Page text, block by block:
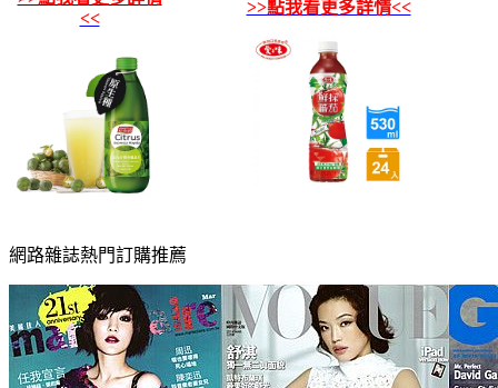
<<
>>點我看更多詳情<<
網路雜誌熱門訂購推薦